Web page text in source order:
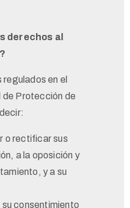
derechos al
en el
de Protección de
o rectificar sus
a la oposición y
y a su
consentimiento